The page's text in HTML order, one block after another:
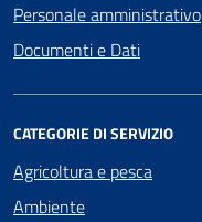
Personale amministrativo
Documenti e Dati
CATEGORIE DI SERVIZIO
Agricoltura e pesca
Ambiente